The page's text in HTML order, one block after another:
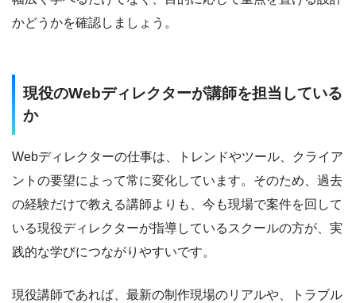
AIスキル検定 初級（一般社団法人 日本AIスキル認定協会）合
バイブコーディング検定（一般社団法人 日本AIスキル認定協
会）
SNS・外部リンク
X（旧Twitter）@ohno_katsuya/ reslog株式会社
かどうかを確認しましょう。
現役のWebディレクターが講師を担当している
か
Webディレクターの仕事は、トレンドやツール、クライア
ントの要望によって常に変化しています。そのため、過去
の経験だけで教える講師よりも、今も現場で案件を回して
いる現役ディレクターが指導しているスクールの方が、実
践的な学びにつながりやすいです。
現役講師であれば、最新の制作現場のリアルや、トラブル